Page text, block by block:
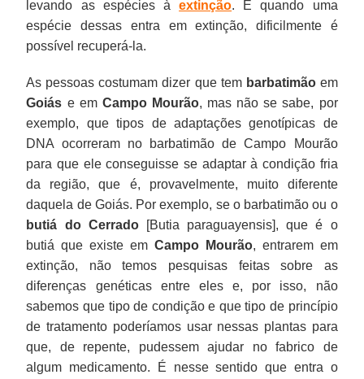
levando as espécies àextinção. E quando uma
espécie dessas entra em extinção, dificilmente é
possível recuperá-la.
As pessoas costumam dizer que tem barbatimãoem
Goiás e emCampo Mourão, mas não se sabe, por
exemplo, que tipos de adaptações genotípicas de
DNA ocorreram no barbatimão de Campo Mourão
para que ele conseguisse se adaptar à condição fria
da região, que é, provavelmente, muito diferente
daquela de Goiás. Por exemplo, se o barbatimão ou o
butiá do Cerrado[Butia paraguayensis], que é o
butiá que existe em Campo Mourão, entrarem em
extinção, não temos pesquisas feitas sobre as
diferenças genéticas entre eles e, por isso, não
sabemos que tipo de condição e que tipo de princípio
de tratamento poderíamos usar nessas plantas para
que, de repente, pudessem ajudar no fabrico de
algum medicamento. É nesse sentido que entra o